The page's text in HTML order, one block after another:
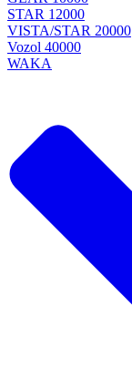
STAR 12000
VISTA/STAR 20000
Vozol 40000
WAKA